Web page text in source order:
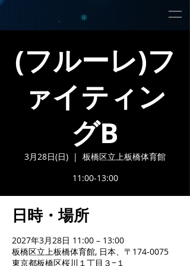
(フルーレ)フ
ァイティン
グB
3月28日(日)
  |
板橋区立上板橋体育館
11:00-13:00
日時・場所
2027年3月28日 11:00 – 13:00
板橋区立上板橋体育館, 日本、〒174-0075
東京都板橋区桜川１丁目３−１